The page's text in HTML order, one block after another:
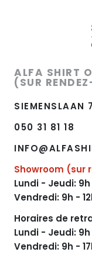
ALFA SHIRT
(SUR
050 31 81 18
Showroom (sur
Lundi - Jeudi: 9h
Vendredi: 9h -
Horaires de
Lundi - Jeudi: 9h
Vendredi: 9h -